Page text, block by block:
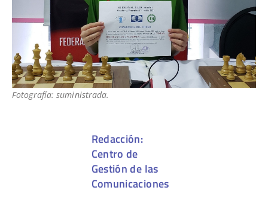
Fotografía: suministrada.
Redacción:
Centro de
Gestión de las
Comunicaciones